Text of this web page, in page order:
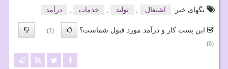
تگهای خبر:
اشتغال , تولید , خدمات , درآمد
این پست کار و درآمد مورد قبول شماست؟
(1)
(0)